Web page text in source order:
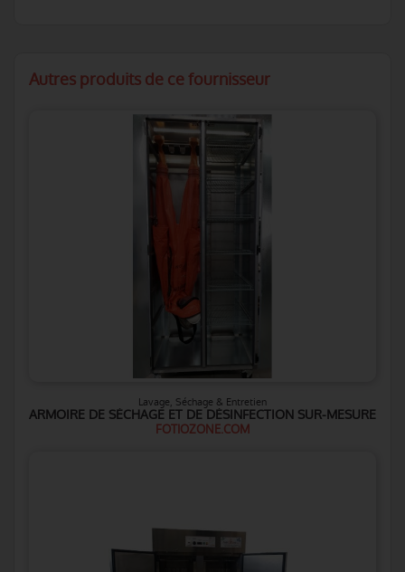
Autres produits de ce fournisseur
Lavage, Séchage & Entretien
ARMOIRE DE SÉCHAGE ET DE DÉSINFECTION SUR-MESURE
FOTIOZONE.COM